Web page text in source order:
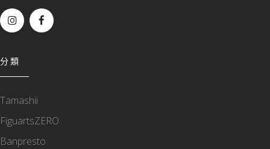
分類
Tamashii
FiguartsZERO
Banpresto